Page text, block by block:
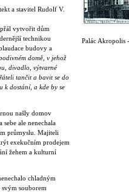
a stavitel Rudolf V.
vytvořit dům
technikou
budovy a
domě, v jehož
divadlo, výtvarné
tančit a bavit se do
k dostání, a kde by se
našly domov
ale nenechala
průmyslu. Majiteli
exekučním prodejem
žehem a kulturní
chladným
souborem
Palác Akropolis